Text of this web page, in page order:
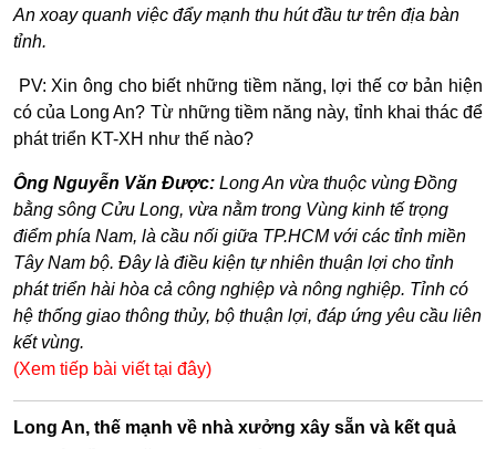
An xoay quanh việc đẩy mạnh thu hút đầu tư trên địa bàn
tỉnh.
​ PV: Xin ông cho biết những tiềm năng, lợi thế cơ bản hiện
có của Long An? Từ những tiềm năng này, tỉnh khai thác để
phát triển KT-XH như thế nào?
Ông Nguyễn Văn Được: Long An vừa thuộc vùng Đồng
bằng sông Cửu Long, vừa nằm trong Vùng kinh tế trọng
điểm phía Nam, là cầu nối giữa TP.HCM với các tỉnh miền
Tây Nam bộ. Đây là điều kiện tự nhiên thuận lợi cho tỉnh
phát triển hài hòa cả công nghiệp và nông nghiệp. Tỉnh có
hệ thống giao thông thủy, bộ thuận lợi, đáp ứng yêu cầu liên
kết vùng.
(Xem tiếp bài viết tại đây)
Long An, thế mạnh về nhà xưởng xây sẵn và kết quả